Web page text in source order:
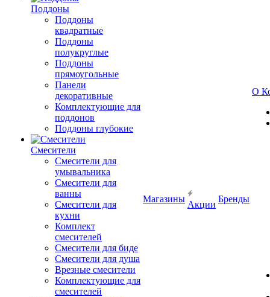
Поддоны
Поддоны
квадратные
Поддоны
полукруглые
Поддоны
прямоугольные
Панели
декоративные
Комплектующие для
поддонов
Поддоны глубокие
Смесители
Смесители для
умывальника
Смесители для
ванны
Смесители для
кухни
Комплект
смесителей
Смесители для биде
Смесители для душа
Врезные смесители
Комплектующие для
смесителей
Магазины
Акции
Бренды
О